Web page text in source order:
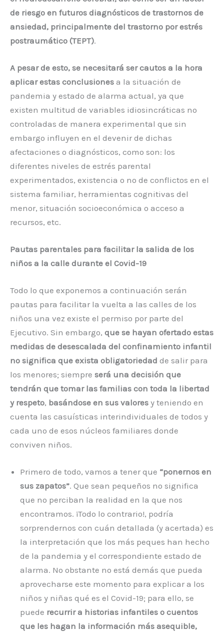
de riesgo en futuros diagnósticos de trastornos de
ansiedad, principalmente del trastorno por estrés
postraumático (TEPT).
A pesar de esto, se necesitará ser cautos a la hora
aplicar estas conclusiones a la situación de
pandemia y estado de alarma actual, ya que
existen multitud de variables idiosincráticas no
controladas de manera experimental que sin
embargo influyen en el devenir de dichas
afectaciones o diagnósticos, como son: los
diferentes niveles de estrés parental
experimentados, existencia o no de conflictos en el
sistema familiar, herramientas cognitivas del
menor, situación socioeconómica o acceso a
recursos, etc.
Pautas parentales para facilitar la salida de los
niños a la calle durante el Covid-19
Todo lo que exponemos a continuación serán
pautas para facilitar la vuelta a las calles de los
niños una vez existe el permiso por parte del
Ejecutivo. Sin embargo, que se hayan ofertado estas
medidas de desescalada del confinamiento infantil
no significa que exista obligatoriedad de salir para
los menores; siempre será una decisión que
tendrán que tomar las familias con toda la libertad
y respeto, basándose en sus valores y teniendo en
cuenta las casuísticas interindividuales de todos y
cada uno de esos núcleos familiares donde
conviven niños.
Primero de todo, vamos a tener que “ponernos en
sus zapatos”. Que sean pequeños no significa
que no perciban la realidad en la que nos
encontramos. ¡Todo lo contrario!, podría
sorprendernos con cuán detallada (y acertada) es
la interpretación que los más peques han hecho
de la pandemia y el correspondiente estado de
alarma. No obstante no está demás que pueda
aprovecharse este momento para explicar a los
niños y niñas qué es el Covid-19; para ello, se
puede recurrir a historias infantiles o cuentos
que les hagan la información más asequible,